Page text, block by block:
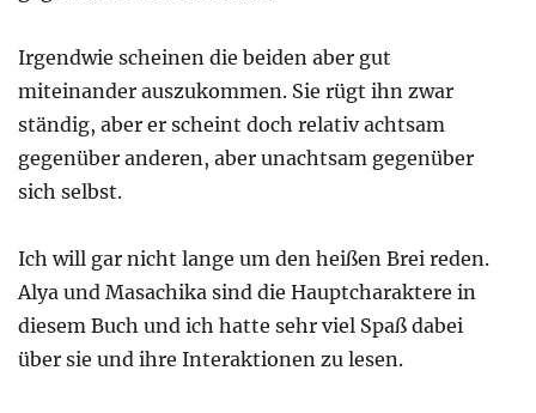
Irgendwie scheinen die beiden aber gut
miteinander auszukommen. Sie rügt ihn zwar
ständig, aber er scheint doch relativ achtsam
gegenüber anderen, aber unachtsam gegenüber
sich selbst.
Ich will gar nicht lange um den heißen Brei reden.
Alya und Masachika sind die Hauptcharaktere in
diesem Buch und ich hatte sehr viel Spaß dabei
über sie und ihre Interaktionen zu lesen.